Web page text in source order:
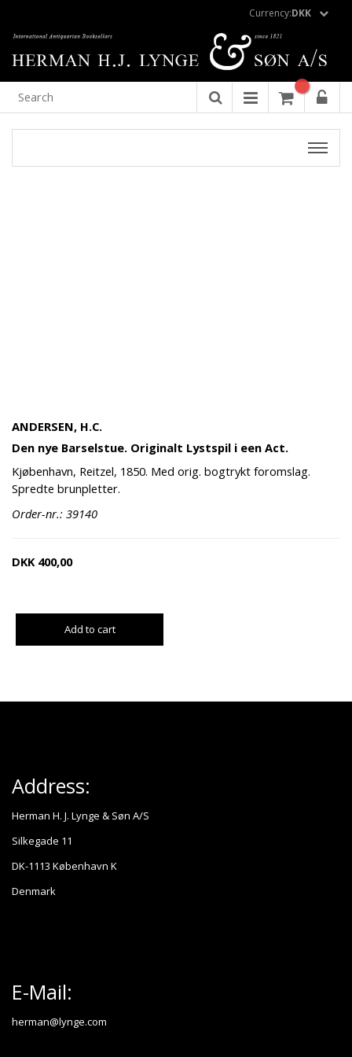
Currency:DKK
ANDERSEN, H.C.
Den nye Barselstue. Originalt Lystspil i een Act.
Kjøbenhavn, Reitzel, 1850. Med orig. bogtrykt foromslag.
Spredte brunpletter.
Order-nr.: 39140
DKK 400,00
Add to cart
Address:
Herman H. J. Lynge & Søn A/S
Silkegade 11
DK-1113 København K
Denmark
E-Mail:
herman@lynge.com